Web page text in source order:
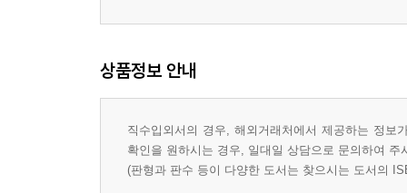
상품정보 안내
직수입외서의 경우, 해외거래처에서 제공하는 정
확인을 원하시는 경우, 일대일 상담으로 문의하여 주
(판형과 판수 등이 다양한 도서는 찾으시는 도서의